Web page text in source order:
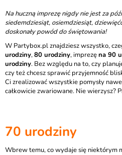
Na huczną imprezę nigdy nie jest za
siedemdziesiąt, osiemdziesiąt,
doskonały powód do świętowania!
W Partybox.pl znajdziesz wszystko,
urodziny,80 urodziny, imprezęna 90
urodziny. Bez względu na to, czy
czy też chcesz sprawić przyjemność
Ci zrealizować wszystkie pomysły
całkowicie zwariowane. Nie wierzysz?
70 urodziny
Wbrew temu, co wydaje się niektórym